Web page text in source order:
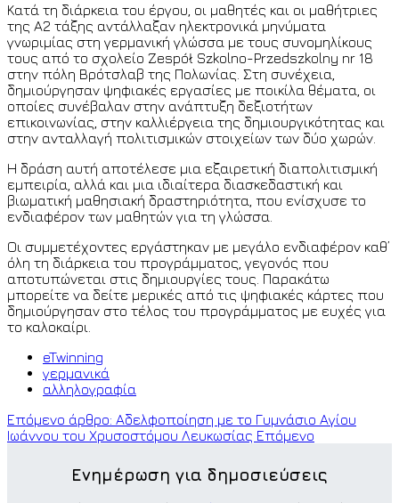
Κατά τη διάρκεια του έργου, οι μαθητές και οι μαθήτριες
της Α2 τάξης αντάλλαξαν ηλεκτρονικά μηνύματα
γνωριμίας στη γερμανική γλώσσα με τους συνομηλίκους
τους από το σχολείο Zespół Szkolno-Przedszkolny nr 18
στην πόλη Βρότσλαβ της Πολωνίας. Στη συνέχεια,
δημιούργησαν ψηφιακές εργασίες με ποικίλα θέματα, οι
οποίες συνέβαλαν στην ανάπτυξη δεξιοτήτων
επικοινωνίας, στην καλλιέργεια της δημιουργικότητας και
στην ανταλλαγή πολιτισμικών στοιχείων των δύο χωρών.
Η δράση αυτή αποτέλεσε μια εξαιρετική διαπολιτισμική
εμπειρία, αλλά και μια ιδιαίτερα διασκεδαστική και
βιωματική μαθησιακή δραστηριότητα, που ενίσχυσε το
ενδιαφέρον των μαθητών για τη γλώσσα.
Οι συμμετέχοντες εργάστηκαν με μεγάλο ενδιαφέρον καθ’
όλη τη διάρκεια του προγράμματος, γεγονός που
αποτυπώνεται στις δημιουργίες τους. Παρακάτω
μπορείτε να δείτε μερικές από τις ψηφιακές κάρτες που
δημιούργησαν στο τέλος του προγράμματος με ευχές για
το καλοκαίρι.
eTwinning
γερμανικά
αλληλογραφία
Επόμενο άρθρο: Αδελφοποίηση με το Γυμνάσιο Αγίου
Ιωάννου του Χρυσοστόμου Λευκωσίας Επόμενο
Ενημέρωση για δημοσιεύσεις